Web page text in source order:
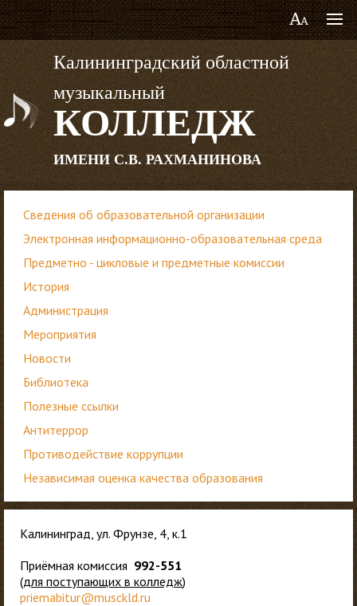
Калининградский областной
музыкальный
КОЛЛЕДЖ
ИМЕНИ С.В. РАХМАНИНОВА
Сведения об образовательной организации
Электронная информационно-образовательная среда
Предметно - цикловые и предметные комиссии
История
Администрация
Мероприятия
Новости
Библиотека
Полезные ссылки
Антитеррор
Противодействие коррупции
Независимая оценка качества образования
Калининград, ул. Фрунзе, 4, к.1
Приёмная комиссия 992-551
(для поступающих в колледж)
priemabitur@musckld.ru